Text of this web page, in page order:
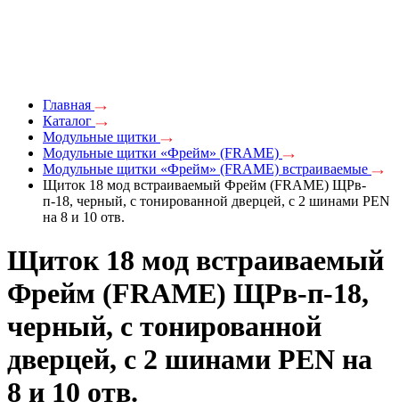
Главная
Каталог
Модульные щитки
Модульные щитки «Фрейм» (FRAME)
Модульные щитки «Фрейм» (FRAME) встраиваемые
Щиток 18 мод встраиваемый Фрейм (FRAME) ЩРв-
п-18, черный, с тонированной дверцей, с 2 шинами PEN
на 8 и 10 отв.
Щиток 18 мод встраиваемый
Фрейм (FRAME) ЩРв-п-18,
черный, с тонированной
дверцей, с 2 шинами PEN на
8 и 10 отв.